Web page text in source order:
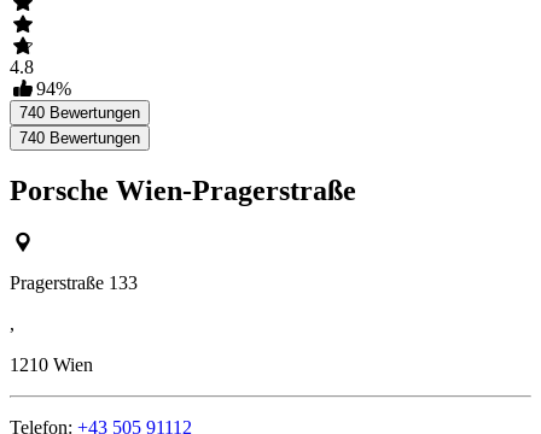
4.8
94%
740 Bewertungen
740 Bewertungen
Porsche Wien-Pragerstraße
Pragerstraße 133
,
1210 Wien
Telefon: +43 505 91112